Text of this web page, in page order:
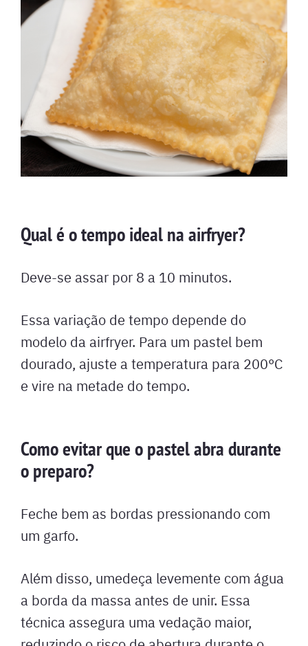
Qual é o tempo ideal na airfryer?
Deve-se assar por 8 a 10 minutos.
Essa variação de tempo depende do
modelo da airfryer. Para um pastel bem
dourado, ajuste a temperatura para 200°C
e vire na metade do tempo.
Como evitar que o pastel abra durante
o preparo?
Feche bem as bordas pressionando com
um garfo.
Além disso, umedeça levemente com água
a borda da massa antes de unir. Essa
técnica assegura uma vedação maior,